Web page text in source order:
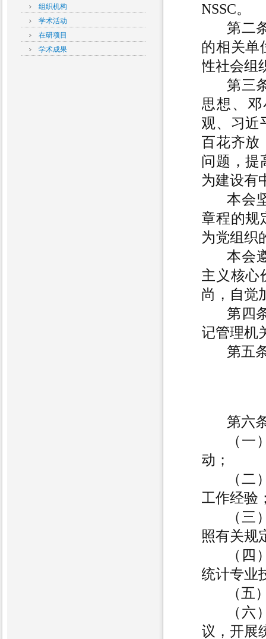
组织机构
学术活动
在研项目
学术成果
NSSC。
第二
的相关单
性社会组
第三
思想、
观、习近
百花齐放
问题，提
为建设有
本会
章程的规
为党组织
本会
主义核心
尚，自觉
第四
记管理机
第五
第六
（
动；
（
工作经验
（
照有关规
（
统计专业
（五
（
议，开展